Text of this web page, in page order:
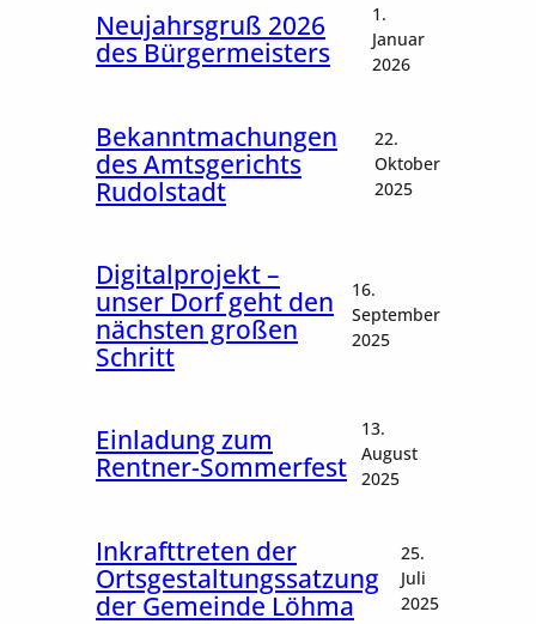
Neujahrsgruß 2026
des Bürgermeisters
1.
Januar
2026
Bekanntmachungen
des Amtsgerichts
Rudolstadt
22.
Oktober
2025
Digitalprojekt –
unser Dorf geht den
nächsten großen
Schritt
16.
September
2025
Einladung zum
Rentner-Sommerfest
13.
August
2025
Inkrafttreten der
Ortsgestaltungssatzung
der Gemeinde Löhma
25.
Juli
2025